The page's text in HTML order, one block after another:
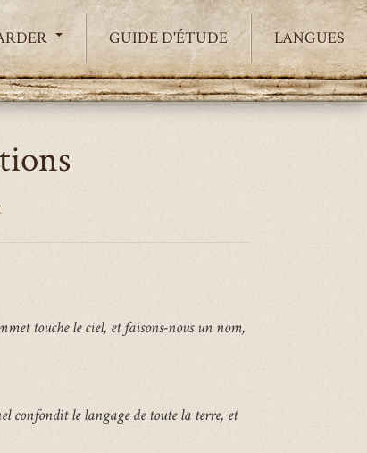
GUIDE D'ÉTUDE LANGUES
touche le ciel, et faisons-nous un nom,
confondit le langage de toute la terre, et